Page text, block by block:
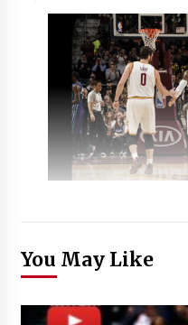
You May Like